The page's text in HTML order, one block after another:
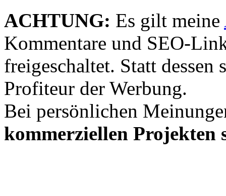
ACHTUNG: Es gilt meine
Kommentare und SEO-
freigeschaltet. Statt dessen
Profiteur der Werbung.
Bei persönlichen
kommerziellen Projekten